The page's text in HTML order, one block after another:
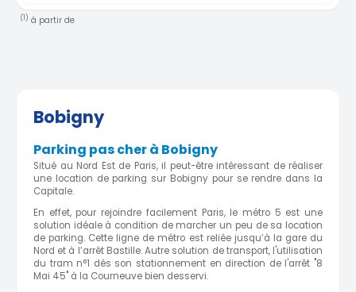
(1) à partir de
Bobigny
Parking pas cher à Bobigny
Situé au Nord Est de Paris, il peut-être intéressant de réaliser
une location de parking sur Bobigny pour se rendre dans la
Capitale.
En effet, pour rejoindre facilement Paris, le métro 5 est une
solution idéale à condition de marcher un peu de sa location
de parking. Cette ligne de métro est reliée jusqu’à la gare du
Nord et à l’arrêt Bastille. Autre solution de transport, l'utilisation
du tram n°1 dès son stationnement en direction de l'arrêt "8
Mai 45" à la Courneuve bien desservi.